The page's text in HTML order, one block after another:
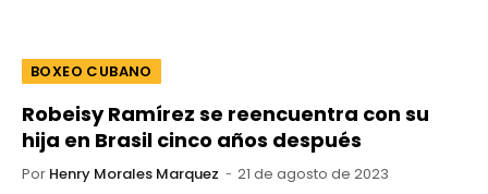
BOXEO CUBANO
Robeisy Ramírez se reencuentra con su
hija en Brasil cinco años después
Por Henry Morales Marquez 21 de agosto de 2023